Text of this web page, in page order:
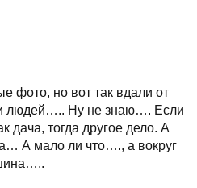
фото, но вот так вдали от
людей….. Ну не знаю…. Если
дача, тогда другое дело. А
А мало ли что…., а вокруг